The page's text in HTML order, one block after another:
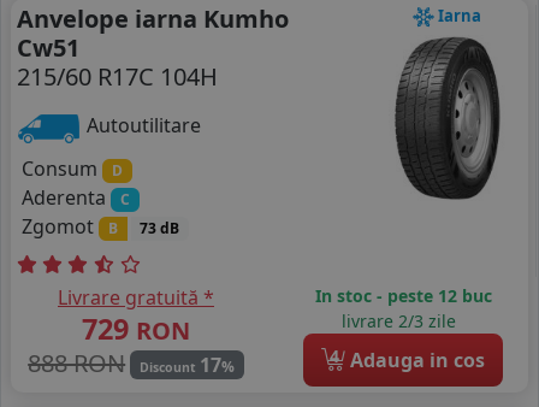
Iarna
Anvelope iarna Kumho
Cw51
215/60 R17C 104H
Autoutilitare
Consum
D
Aderenta C
Zgomot B 73 dB
Livrare gratuită *
729 RON
888 RON
Discount 17%
In stoc - peste 12 buc
livrare 2/3 zile
4 Adauga in cos